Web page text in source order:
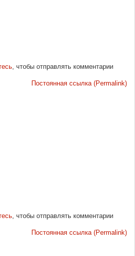
, чтобы отправлять комментарии
Постоянная ссылка (Permalink)
, чтобы отправлять комментарии
Постоянная ссылка (Permalink)